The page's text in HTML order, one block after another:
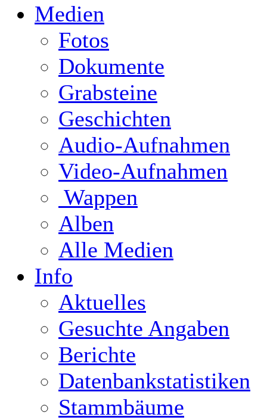
Medien
Fotos
Dokumente
Grabsteine
Geschichten
Audio-Aufnahmen
Video-Aufnahmen
Wappen
Alben
Alle Medien
Info
Aktuelles
Gesuchte Angaben
Berichte
Datenbankstatistiken
Stammbäume